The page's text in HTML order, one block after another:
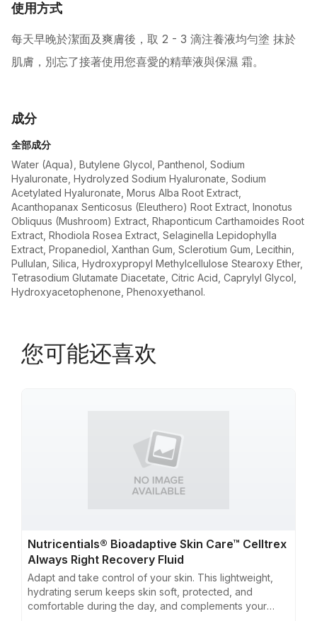
使用方式
每天早晚於潔面及爽膚後，取 2 - 3 滴注養液均勻塗 抹於
肌膚，別忘了接著使用您喜愛的精華液與保濕 霜。
成分
全部成分
Water (Aqua), Butylene Glycol, Panthenol, Sodium
Hyaluronate, Hydrolyzed Sodium Hyaluronate, Sodium
Acetylated Hyaluronate, Morus Alba Root Extract,
Acanthopanax Senticosus (Eleuthero) Root Extract, Inonotus
Obliquus (Mushroom) Extract, Rhaponticum Carthamoides Root
Extract, Rhodiola Rosea Extract, Selaginella Lepidophylla
Extract, Propanediol, Xanthan Gum, Sclerotium Gum, Lecithin,
Pullulan, Silica, Hydroxypropyl Methylcellulose Stearoxy Ether,
Tetrasodium Glutamate Diacetate, Citric Acid, Caprylyl Glycol,
Hydroxyacetophenone, Phenoxyethanol.
您可能还喜欢
Nutricentials® Bioadaptive Skin Care™ Celltrex
Always Right Recovery Fluid
Adapt and take control of your skin. This lightweight,
hydrating serum keeps skin soft, protected, and
comfortable during the day, and complements your